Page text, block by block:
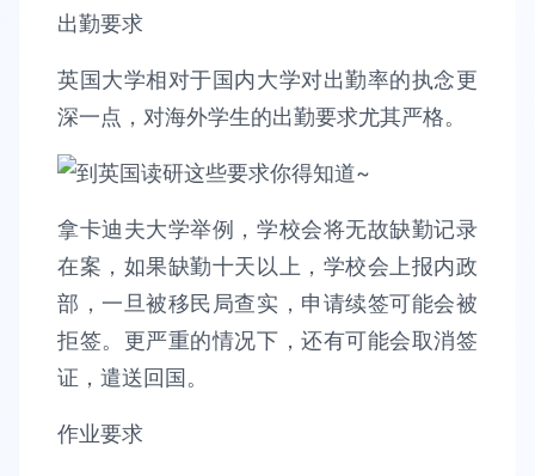
出勤要求
英国大学相对于国内大学对出勤率的执念更
深一点，对海外学生的出勤要求尤其严格。
拿卡迪夫大学举例，学校会将无故缺勤记录
在案，如果缺勤十天以上，学校会上报内政
部，一旦被移民局查实，申请续签可能会被
拒签。更严重的情况下，还有可能会取消签
证，遣送回国。
作业要求